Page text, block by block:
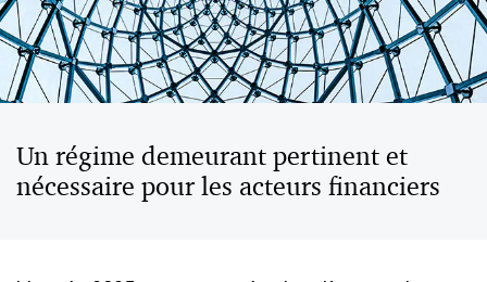
Un régime demeurant pertinent et
nécessaire pour les acteurs financiers